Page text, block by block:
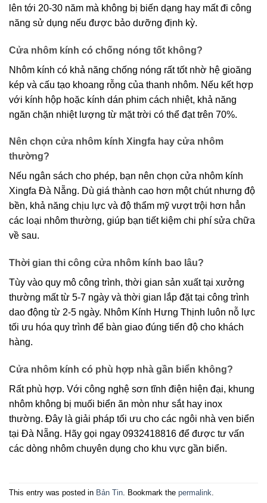
lên tới 20-30 năm mà không bị biến dạng hay mất đi công
năng sử dụng nếu được bảo dưỡng định kỳ.
Cửa nhôm kính có chống nóng tốt không?
Nhôm kính có khả năng chống nóng rất tốt nhờ hệ gioăng
kép và cấu tạo khoang rỗng của thanh nhôm. Nếu kết hợp
với kính hộp hoặc kính dán phim cách nhiệt, khả năng
ngăn chặn nhiệt lượng từ mặt trời có thể đạt trên 70%.
Nên chọn cửa nhôm kính Xingfa hay cửa nhôm
thường?
Nếu ngân sách cho phép, bạn nên chọn cửa nhôm kính
Xingfa Đà Nẵng. Dù giá thành cao hơn một chút nhưng độ
bền, khả năng chịu lực và độ thẩm mỹ vượt trội hơn hẳn
các loại nhôm thường, giúp bạn tiết kiệm chi phí sửa chữa
về sau.
Thời gian thi công cửa nhôm kính bao lâu?
Tùy vào quy mô công trình, thời gian sản xuất tại xưởng
thường mất từ 5-7 ngày và thời gian lắp đặt tại công trình
dao động từ 2-5 ngày. Nhôm Kính Hưng Thịnh luôn nỗ lực
tối ưu hóa quy trình để bàn giao đúng tiến độ cho khách
hàng.
Cửa nhôm kính có phù hợp nhà gần biển không?
Rất phù hợp. Với công nghệ sơn tĩnh điện hiện đại, khung
nhôm không bị muối biển ăn mòn như sắt hay inox
thường. Đây là giải pháp tối ưu cho các ngôi nhà ven biển
tại Đà Nẵng. Hãy gọi ngay 0932418816 để được tư vấn
các dòng nhôm chuyên dụng cho khu vực gần biển.
This entry was posted in Bản Tin. Bookmark the permalink.